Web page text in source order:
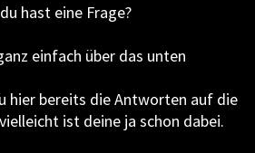
hast eine Frage?
einfach über das unten
hier bereits die Antworten auf die
ist deine ja schon dabei.